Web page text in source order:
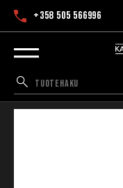
+358 505 566996